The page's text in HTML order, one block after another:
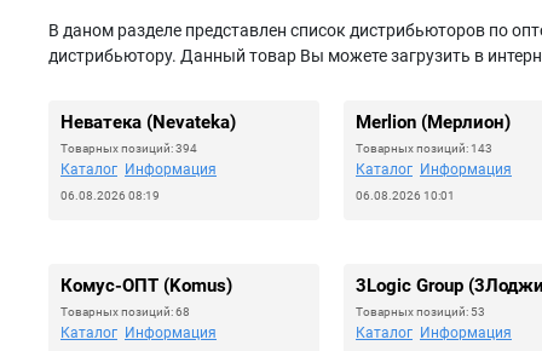
В даном разделе представлен список дистрибьюторов по
дистрибьютору. Данный товар Вы можете загрузить в
Неватека (Nevateka)
Товарных позиций: 394
Каталог Информация
06.08.2026 08:19
Merlion (Мерлион)
Товарных позиций: 143
Каталог Информация
06.08.2026 10:01
Комус-ОПТ (Komus)
Товарных позиций: 68
Каталог Информация
3Logic Group
Товарных позиций: 53
Каталог Информация